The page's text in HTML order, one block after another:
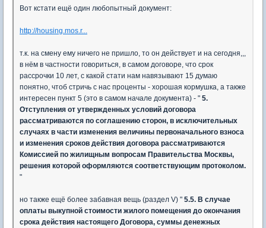
Вот кстати ещё один любопытный документ:
http://housing.mos.r...
т.к. на смену ему ничего не пришло, то он действует и на сегодня,,,
в нём в частности говориться, в самом договоре, что срок
рассрочки 10 лет, с какой стати нам навязывают 15 думаю
понятно, чтоб стричь с нас проценты - хорошая кормушка, а также
интересен пункт 5 (это в самом начале документа) - " 5.
Отступления от утвержденных условий договора
рассматриваются по соглашению сторон, в исключительных
случаях в части изменения величины первоначального взноса
и изменения сроков действия договора рассматриваются
Комиссией по жилищным вопросам Правительства Москвы,
решения которой оформляются соответствующим протоколом.
"
но также ещё более забавная вещь (раздел V) " 5.5. В случае
оплаты выкупной стоимости жилого помещения до окончания
срока действия настоящего Договора, суммы денежных